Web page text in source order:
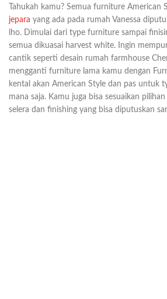
Tahukah kamu? Semua furniture American
jepara yang ada pada rumah Vanessa
lho. Dimulai dari type furniture sampai
semua dikuasai harvest white. Ingin
cantik seperti desain rumah farmhouse
mengganti furniture lama kamu dengan
kental akan American Style dan pas untuk
mana saja. Kamu juga bisa sesuaikan
selera dan finishing yang bisa diputuskan